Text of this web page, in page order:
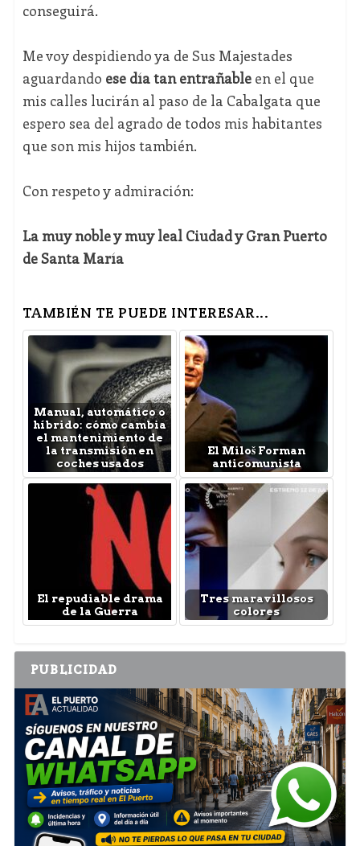
conseguirá.
Me voy despidiendo ya de Sus Majestades
aguardando ese día tan entrañableen el que
mis calles lucirán al paso de la Cabalgata que
espero sea del agrado de todos mis habitantes
que son mis hijos también.
Con respeto y admiración:
La muy noble y muy leal Ciudad y Gran Puerto
de Santa María
TAMBIÉN TE PUEDE INTERESAR...
Manual, automático o
híbrido: cómo cambia
el mantenimiento de
la transmisión en
coches usados
El Miloš Forman
anticomunista
El repudiable drama
de la Guerra
Tres maravillosos
colores
PUBLICIDAD